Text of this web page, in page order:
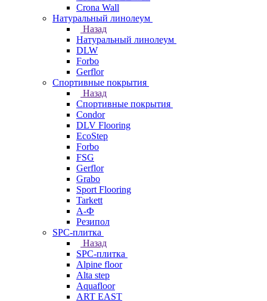
Crona Wall
Натуральный линолеум
Назад
Натуральный линолеум
DLW
Forbo
Gerflor
Спортивные покрытия
Назад
Спортивные покрытия
Condor
DLV Flooring
EcoStep
Forbo
FSG
Gerflor
Grabo
Sport Flooring
Tarkett
А-Ф
Резипол
SPC-плитка
Назад
SPC-плитка
Alpine floor
Alta step
Aquafloor
ART EAST